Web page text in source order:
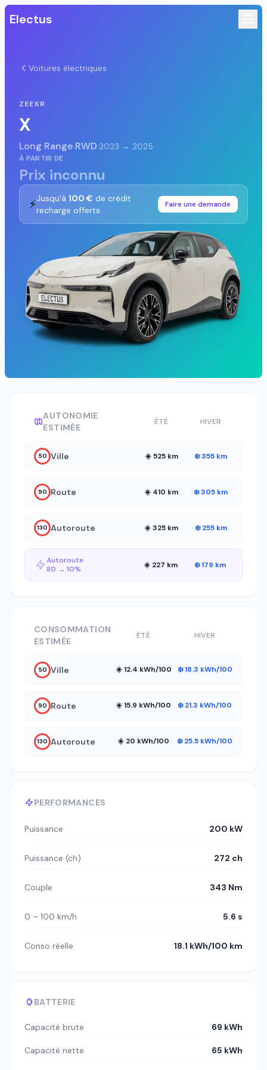
Electus
Voitures électriques
ZEEKR
X
Long Range RWD·2023 → 2025
À PARTIR DE
Prix inconnu
⚡Jusqu'à 100 € de crédit
recharge offerts
Faire une demande
AUTONOMIE
ESTIMÉE
ÉTÉ HIVER
50 Ville ☀️ 525 km ❄️ 355 km
90 Route ☀️ 410 km ❄️ 305 km
130 Autoroute ☀️ 325 km ❄️ 255 km
Autoroute
80 → 10%
☀️ 227 km ❄️ 179 km
PERFORMANCES
Puissance 200 kW
Puissance (ch) 272 ch
Couple 343 Nm
0 – 100 km/h 5.6 s
Conso réelle 18.1 kWh/100 km
BATTERIE
Capacité brute 69 kWh
Capacité nette 65 kWh
CONSOMMATION
ESTIMÉE
ÉTÉ HIVER
50 Ville ☀️ 12.4 kWh/100 ❄️ 18.3 kWh/100
90 Route ☀️ 15.9 kWh/100 ❄️ 21.3 kWh/100
130 Autoroute ☀️ 20 kWh/100 ❄️ 25.5 kWh/100